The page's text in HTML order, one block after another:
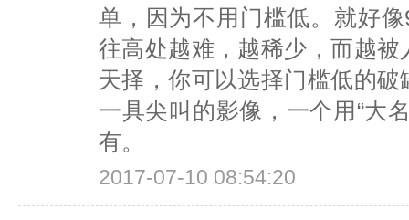
单，因为不用门槛低。就好
往高处越难，越稀少，而越
天择，你可以选择门槛低的
一具尖叫的影像，一个用“大
有。
2017-07-10 08:54:20